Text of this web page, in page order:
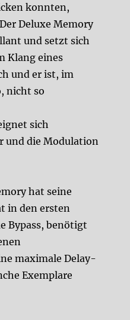
konnten,
Deluxe Memory
und setzt sich
Klang eines
und er ist, im
nicht so
sich
und die Modulation
hat seine
in den ersten
Bypass, benötigt
maximale Delay-
Exemplare